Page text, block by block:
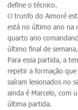
define o técnico.
O trunfo do Aimoré
está no último ano na
quarto ano
último final de
Para essa partida, a
repetir a formação
saíram lesionados no
ainda é Marcelo, com
última partida.